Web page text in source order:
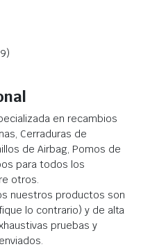
en recambios
Cerraduras de
de Airbag, Pomos de
para todos los
otros.
nuestros productos son
lo contrario) y de alta
pruebas y